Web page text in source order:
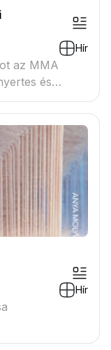
Hír
az MMA
és
a
Hír